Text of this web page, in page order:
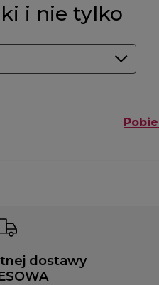
i nie tylko
dostawy